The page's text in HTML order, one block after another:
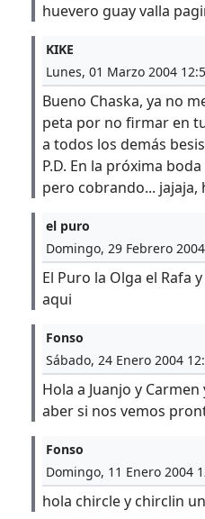
huevero guay valla
KIKE
Lunes, 01 Marzo 2004
Bueno Chaska, ya no
peta por no firmar en
a todos los demás
P.D. En la próxima
pero cobrando...
el puro
Domingo, 29 Febrero
El Puro la Olga el Rafa
aqui
Fonso
Sábado, 24 Enero 2004
Hola a Juanjo y
aber si nos vemos
Fonso
Domingo, 11 Enero 2004
hola chircle y chirclin